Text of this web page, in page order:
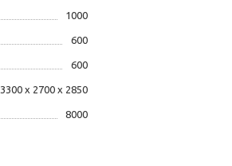
1000
600
600
3300 х 2700 х 2850
8000